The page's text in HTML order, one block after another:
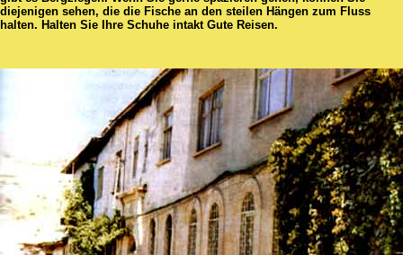
diejenigen sehen, die die Fische an den steilen Hängen zum Fluss
halten. Halten Sie Ihre Schuhe intakt Gute Reisen.